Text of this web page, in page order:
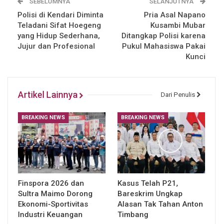
Polisi di Kendari Diminta
Teladani Sifat Hoegeng
yang Hidup Sederhana,
Jujur dan Profesional
Pria Asal Napano
Kusambi Mubar
Ditangkap Polisi karena
Pukul Mahasiswa Pakai
Kunci
Artikel Lainnya Dari Penulis
BREAKING NEWS
Finspora 2026 dan
Sultra Maimo Dorong
Ekonomi-Sportivitas
Industri Keuangan
BREAKING NEWS
Kasus Telah P21,
Bareskrim Ungkap
Alasan Tak Tahan Anton
Timbang